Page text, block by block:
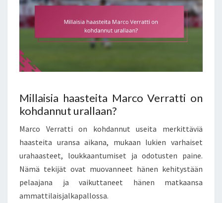
Millaisia haasteita Marco Verratti on
kohdannut urallaan?
Marco Verratti on kohdannut useita merkittäviä
haasteita uransa aikana, mukaan lukien varhaiset
urahaasteet, loukkaantumiset ja odotusten paine.
Nämä tekijät ovat muovanneet hänen kehitystään
pelaajana ja vaikuttaneet hänen matkaansa
ammattilaisjalkapallossa.